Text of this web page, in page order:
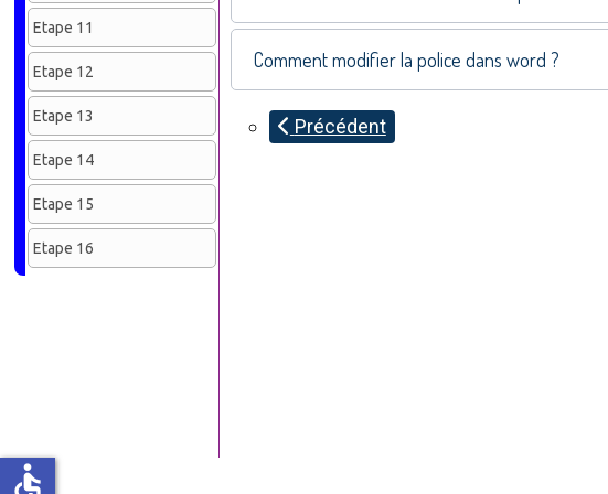
Etape 11
Etape 12
Etape 13
Etape 14
Etape 15
Etape 16
Comment modifier la police dans word ?
Précédent
accessible